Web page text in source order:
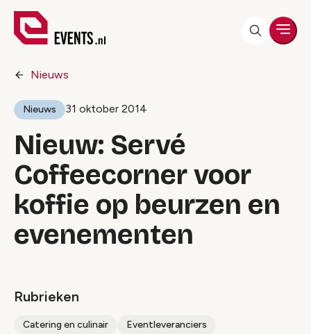
Nieuws
Nieuws 31 oktober 2014
Nieuw: Servé
Coffeecorner voor
koffie op beurzen en
evenementen
Rubrieken
Catering en culinair Eventleveranciers